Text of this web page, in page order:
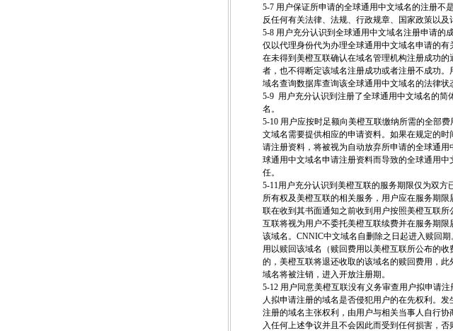
5-7 用户保证所申请的全球通用中文域名的注册不
反任何有关法律、法规、行政规章、国家政策以及
5-8 用户充分认识到全球通用中文域名注册申请的
仅以代理身份代为办理全球通用中文域名申请的
在未得到美橙互联确认在域名管理机构注册成功
者，也不得断定该域名注册成功或者注册不成功
域名查询数据库查询该全球通用中文域名的法律状
5-9 用户充分认识到注册了全球通用中文域名的
名。
5-10 用户应按时足额向美橙互联缴纳所需的全部
文域名需要提供相应的申请资料。如果在规定的
请注册资料，将被视为自动放弃所申请的全球通
球通用中文域名申请注册资料而导致的全球通用
任。
5-11用户充分认识到美橙互联的服务期限仅为双
所有权及美橙互联的相关服务，用户应在服务期
联在收到其书面通知之前收到用户按照美橙互联
互联将视为用户不委托美橙互联续费并在服务期
该域名。CNNIC中文域名自删除之日起进入赎回
用以赎回该域名（赎回费用以美橙互联所公布的
的，美橙互联将退还收取的该域名的赎回费用，
域名将被注销，进入开放注册期。
5-12 用户同意美橙互联没有义务审查用户拟申请
人拟申请注册的域名是否侵犯用户的在先权利。
注册的域名主张权利，由用户与相关当事人自行
入任何上述争议并且不会因此而受到任何损害，否